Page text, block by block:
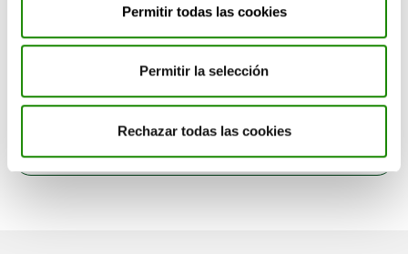
Permitir todas las cookies
Permitir la selección
Rechazar todas las cookies
Categorías
Qué llevar al punto limpio
Volver a las noticias